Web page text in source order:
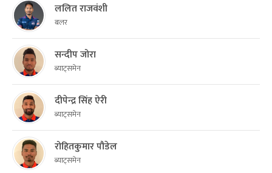
ललित राजवंशी
बलर
सन्दीप जोरा
ब्याट्समेन
दीपेन्द्र सिंह ऐरी
ब्याट्समेन
रोहितकुमार पौडेल
ब्याट्समेन